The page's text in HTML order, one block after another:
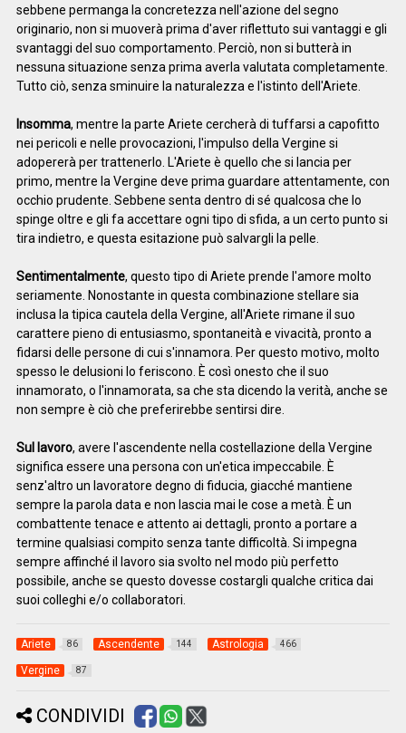
sebbene permanga la concretezza nell'azione del segno
originario, non si muoverà prima d'aver riflettuto sui vantaggi e gli
svantaggi del suo comportamento. Perciò, non si butterà in
nessuna situazione senza prima averla valutata completamente.
Tutto ciò, senza sminuire la naturalezza e l'istinto dell'Ariete.
Insomma, mentre la parte Ariete cercherà di tuffarsi a capofitto
nei pericoli e nelle provocazioni, l'impulso della Vergine si
adopererà per trattenerlo. L'Ariete è quello che si lancia per
primo, mentre la Vergine deve prima guardare attentamente, con
occhio prudente. Sebbene senta dentro di sé qualcosa che lo
spinge oltre e gli fa accettare ogni tipo di sfida, a un certo punto si
tira indietro, e questa esitazione può salvargli la pelle.
Sentimentalmente, questo tipo di Ariete prende l'amore molto
seriamente. Nonostante in questa combinazione stellare sia
inclusa la tipica cautela della Vergine, all'Ariete rimane il suo
carattere pieno di entusiasmo, spontaneità e vivacità, pronto a
fidarsi delle persone di cui s'innamora. Per questo motivo, molto
spesso le delusioni lo feriscono. È così onesto che il suo
innamorato, o l'innamorata, sa che sta dicendo la verità, anche se
non sempre è ciò che preferirebbe sentirsi dire.
Sul lavoro, avere l'ascendente nella costellazione della Vergine
significa essere una persona con un'etica impeccabile. È
senz'altro un lavoratore degno di fiducia, giacché mantiene
sempre la parola data e non lascia mai le cose a metà. È un
combattente tenace e attento ai dettagli, pronto a portare a
termine qualsiasi compito senza tante difficoltà. Si impegna
sempre affinché il lavoro sia svolto nel modo più perfetto
possibile, anche se questo dovesse costargli qualche critica dai
suoi colleghi e/o collaboratori.
Ariete 86 Ascendente 144 Astrologia 466
Vergine 87
CONDIVIDI